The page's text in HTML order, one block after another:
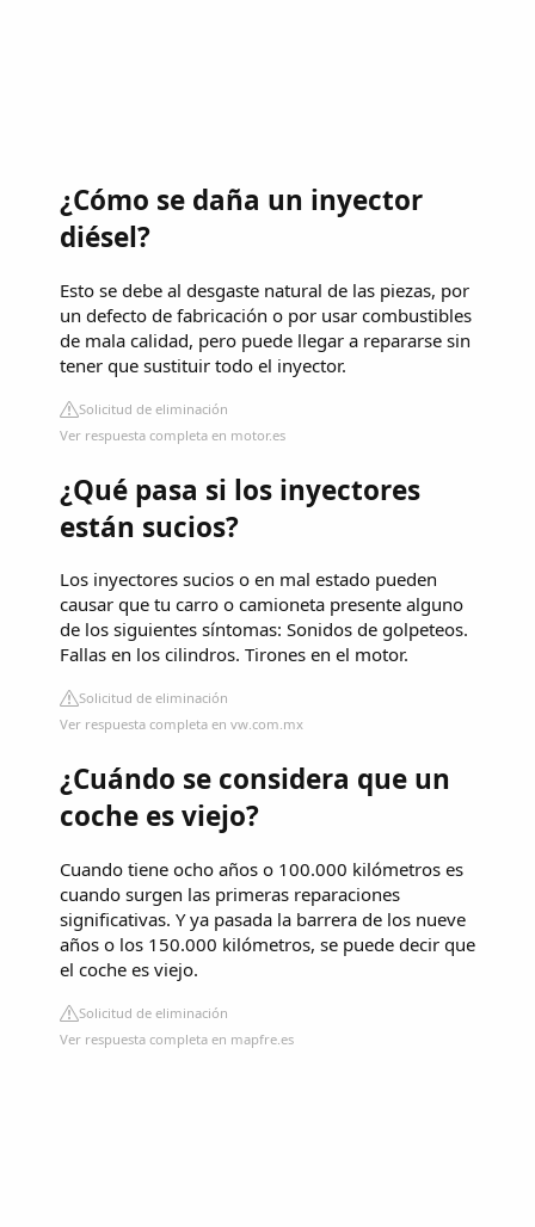
¿Cómo se daña un inyector
diésel?
Esto se debe al desgaste natural de las piezas, por
un defecto de fabricación o por usar combustibles
de mala calidad, pero puede llegar a repararse sin
tener que sustituir todo el inyector.
Solicitud de eliminación
Ver respuesta completa en motor.es
¿Qué pasa si los inyectores
están sucios?
Los inyectores sucios o en mal estado pueden
causar que tu carro o camioneta presente alguno
de los siguientes síntomas: Sonidos de golpeteos.
Fallas en los cilindros. Tirones en el motor.
Solicitud de eliminación
Ver respuesta completa en vw.com.mx
¿Cuándo se considera que un
coche es viejo?
Cuando tiene ocho años o 100.000 kilómetros es
cuando surgen las primeras reparaciones
significativas. Y ya pasada la barrera de los nueve
años o los 150.000 kilómetros, se puede decir que
el coche es viejo.
Solicitud de eliminación
Ver respuesta completa en mapfre.es